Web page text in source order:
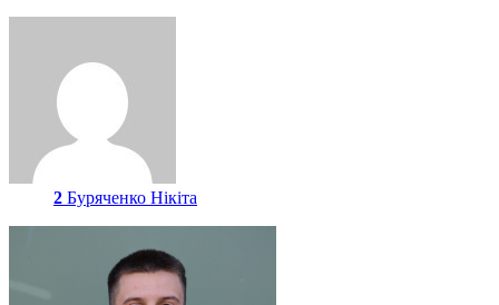
2 Буряченко Нікіта